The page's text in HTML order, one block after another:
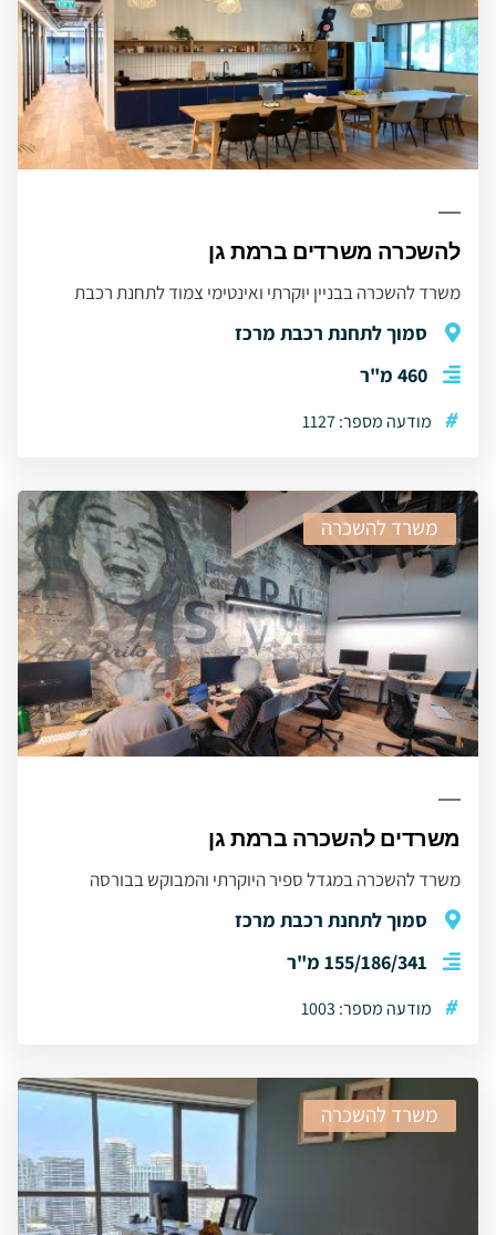
להשכרה משרדים ברמת גן
משרד להשכרה בבניין יוקרתי ואינטימי צמוד לתחנת רכבת
סמוך לתחנת רכבת מרכז
460 מ"ר
# מודעה מספר: 1127
משרד להשכרה
משרדים להשכרה ברמת גן
משרד להשכרה במגדל ספיר היוקרתי והמבוקש בבורסה
סמוך לתחנת רכבת מרכז
155/186/341 מ"ר
# מודעה מספר: 1003
משרד להשכרה